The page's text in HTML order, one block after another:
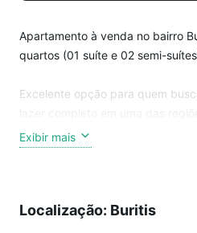
Apartamento à venda no bairro
quartos (01 suíte e 02 semi-
Excelente opção para quem
Buritis.
Exibir mais
Localização: Buritis